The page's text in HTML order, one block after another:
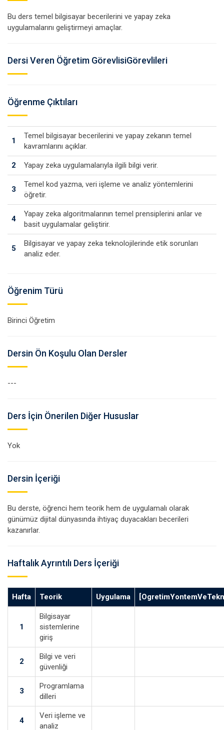
Bu ders temel bilgisayar becerilerini ve yapay zeka
uygulamalarını geliştirmeyi amaçlar.
Dersi Veren Öğretim GörevlisiGörevlileri
Öğrenme Çıktıları
1
Temel bilgisayar becerilerini ve yapay zekanın temel
kavramlarını açıklar.
2 Yapay zeka uygulamalarıyla ilgili bilgi verir.
3
Temel kod yazma, veri işleme ve analiz yöntemlerini
öğretir.
4
Yapay zeka algoritmalarının temel prensiplerini anlar ve
basit uygulamalar geliştirir.
5
Bilgisayar ve yapay zeka teknolojilerinde etik sorunları
analiz eder.
Öğrenim Türü
Birinci Öğretim
Dersin Ön Koşulu Olan Dersler
---
Ders İçin Önerilen Diğer Hususlar
Yok
Dersin İçeriği
Bu derste, öğrenci hem teorik hem de uygulamalı olarak
günümüz dijital dünyasında ihtiyaç duyacakları becerileri
kazanırlar.
Haftalık Ayrıntılı Ders İçeriği
Hafta Teorik Uygulama
1
Bilgisayar
sistemlerine
giriş
2
Bilgi ve veri
güvenliği
3
Programlama
dilleri
4
Veri işleme ve
analiz